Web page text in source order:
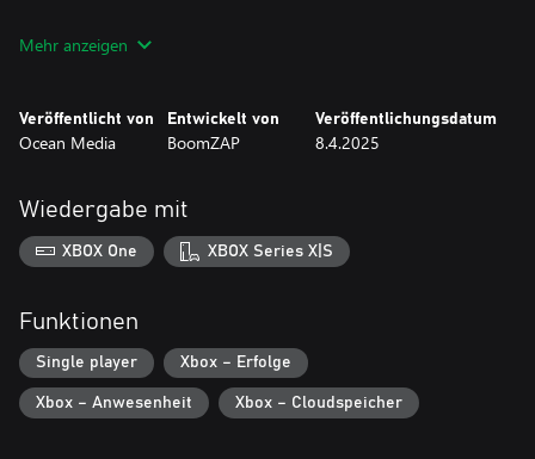
- Erforschen Sie zwei Bonusorte, um einer aufkeimenden
Mehr anzeigen
Veröffentlicht von
Ocean Media
Entwickelt von
BoomZAP
Veröffentlichungsdatum
8.4.2025
Wiedergabe mit
XBOX One XBOX Series X|S
Funktionen
Single player Xbox – Erfolge
Xbox – Anwesenheit Xbox – Cloudspeicher